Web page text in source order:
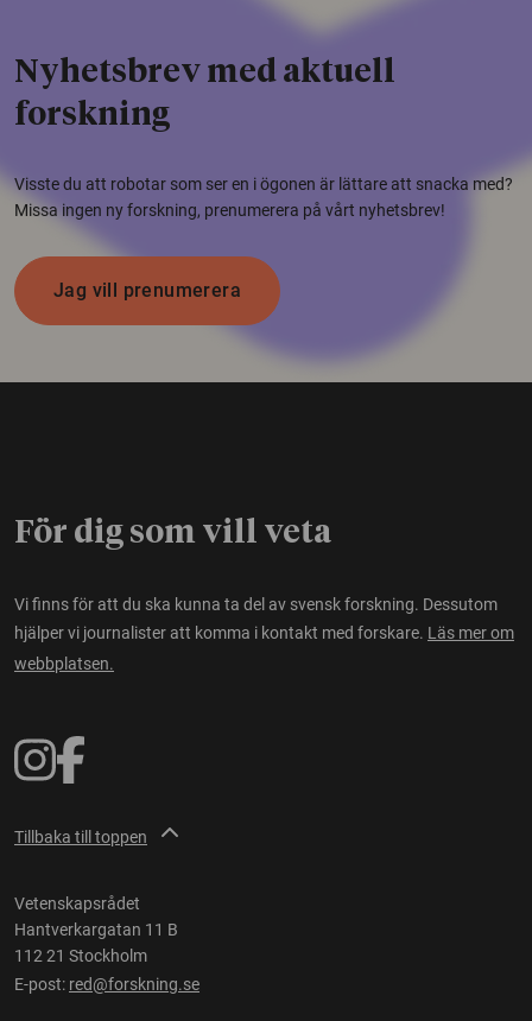
Nyhetsbrev med aktuell
forskning
Visste du att robotar som ser en i ögonen är lättare att snacka med?
Missa ingen ny forskning, prenumerera på vårt nyhetsbrev!
Jag vill prenumerera
För dig som vill veta
Vi finns för att du ska kunna ta del av svensk forskning. Dessutom
hjälper vi journalister att komma i kontakt med forskare. Läs mer om
webbplatsen.
Tillbaka till toppen
Vetenskapsrådet
Hantverkargatan 11 B
112 21 Stockholm
E-post: red@forskning.se